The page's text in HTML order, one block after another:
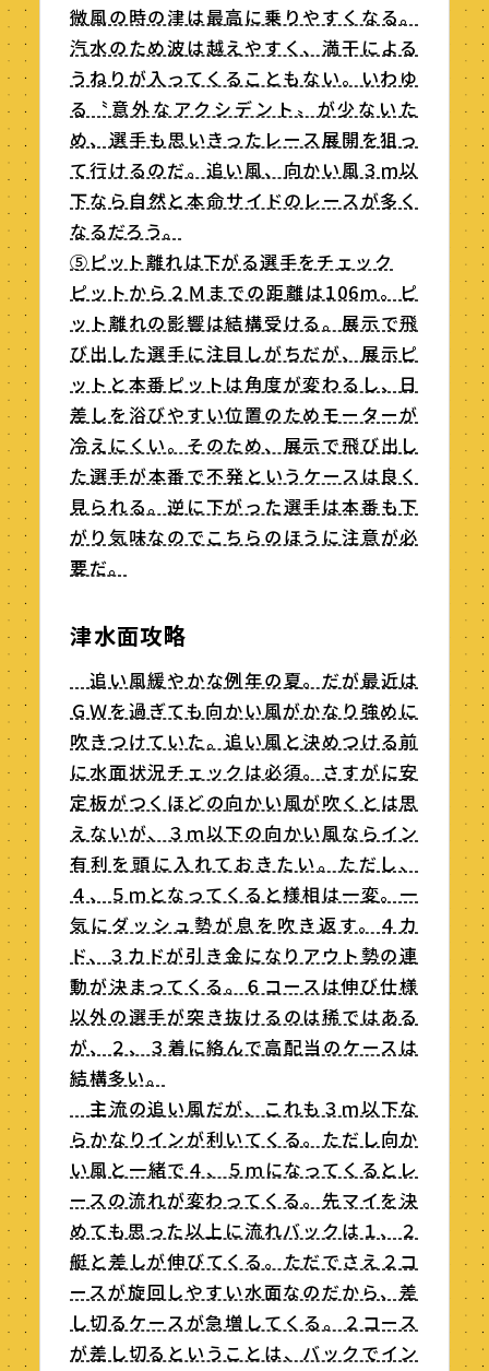
微風の時の津は最高に乗りやすくなる。
汽水のため波は越えやすく、満干による
うねりが入ってくることもない。いわゆ
る〝意外なアクシデント〟が少ないた
め、選手も思いきったレース展開を狙っ
て行けるのだ。追い風、向かい風３ｍ以
下なら自然と本命サイドのレースが多く
なるだろう。
⑤ピット離れは下がる選手をチェック
ピットから２Ｍまでの距離は106ｍ。ピ
ット離れの影響は結構受ける。展示で飛
び出した選手に注目しがちだが、展示ピ
ットと本番ピットは角度が変わるし、日
差しを浴びやすい位置のためモーターが
冷えにくい。そのため、展示で飛び出し
た選手が本番で不発というケースは良く
見られる。逆に下がった選手は本番も下
がり気味なのでこちらのほうに注意が必
要だ。
津水面攻略
追い風緩やかな例年の夏。だが最近は
ＧＷを過ぎても向かい風がかなり強めに
吹きつけていた。追い風と決めつける前
に水面状況チェックは必須。さすがに安
定板がつくほどの向かい風が吹くとは思
えないが、３ｍ以下の向かい風ならイン
有利を頭に入れておきたい。ただし、
４、５ｍとなってくると様相は一変。一
気にダッシュ勢が息を吹き返す。４カ
ド、３カドが引き金になりアウト勢の連
動が決まってくる。６コースは伸び仕様
以外の選手が突き抜けるのは稀ではある
が、２、３着に絡んで高配当のケースは
結構多い。
主流の追い風だが、これも３ｍ以下な
らかなりインが利いてくる。ただし向か
い風と一緒で４、５ｍになってくるとレ
ースの流れが変わってくる。先マイを決
めても思った以上に流れバックは１、２
艇と差しが伸びてくる。ただでさえ２コ
ースが旋回しやすい水面なのだから、差
し切るケースが急増してくる。２コース
が差し切るということは、バックでイン